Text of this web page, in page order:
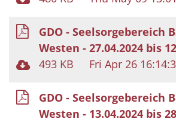
GDO - Seelsorgebereich
Westen - 27.04.2024 bis
493 KB
Fri Apr 26
GDO - Seelsorgebereich
Westen - 13.04.2024 bis